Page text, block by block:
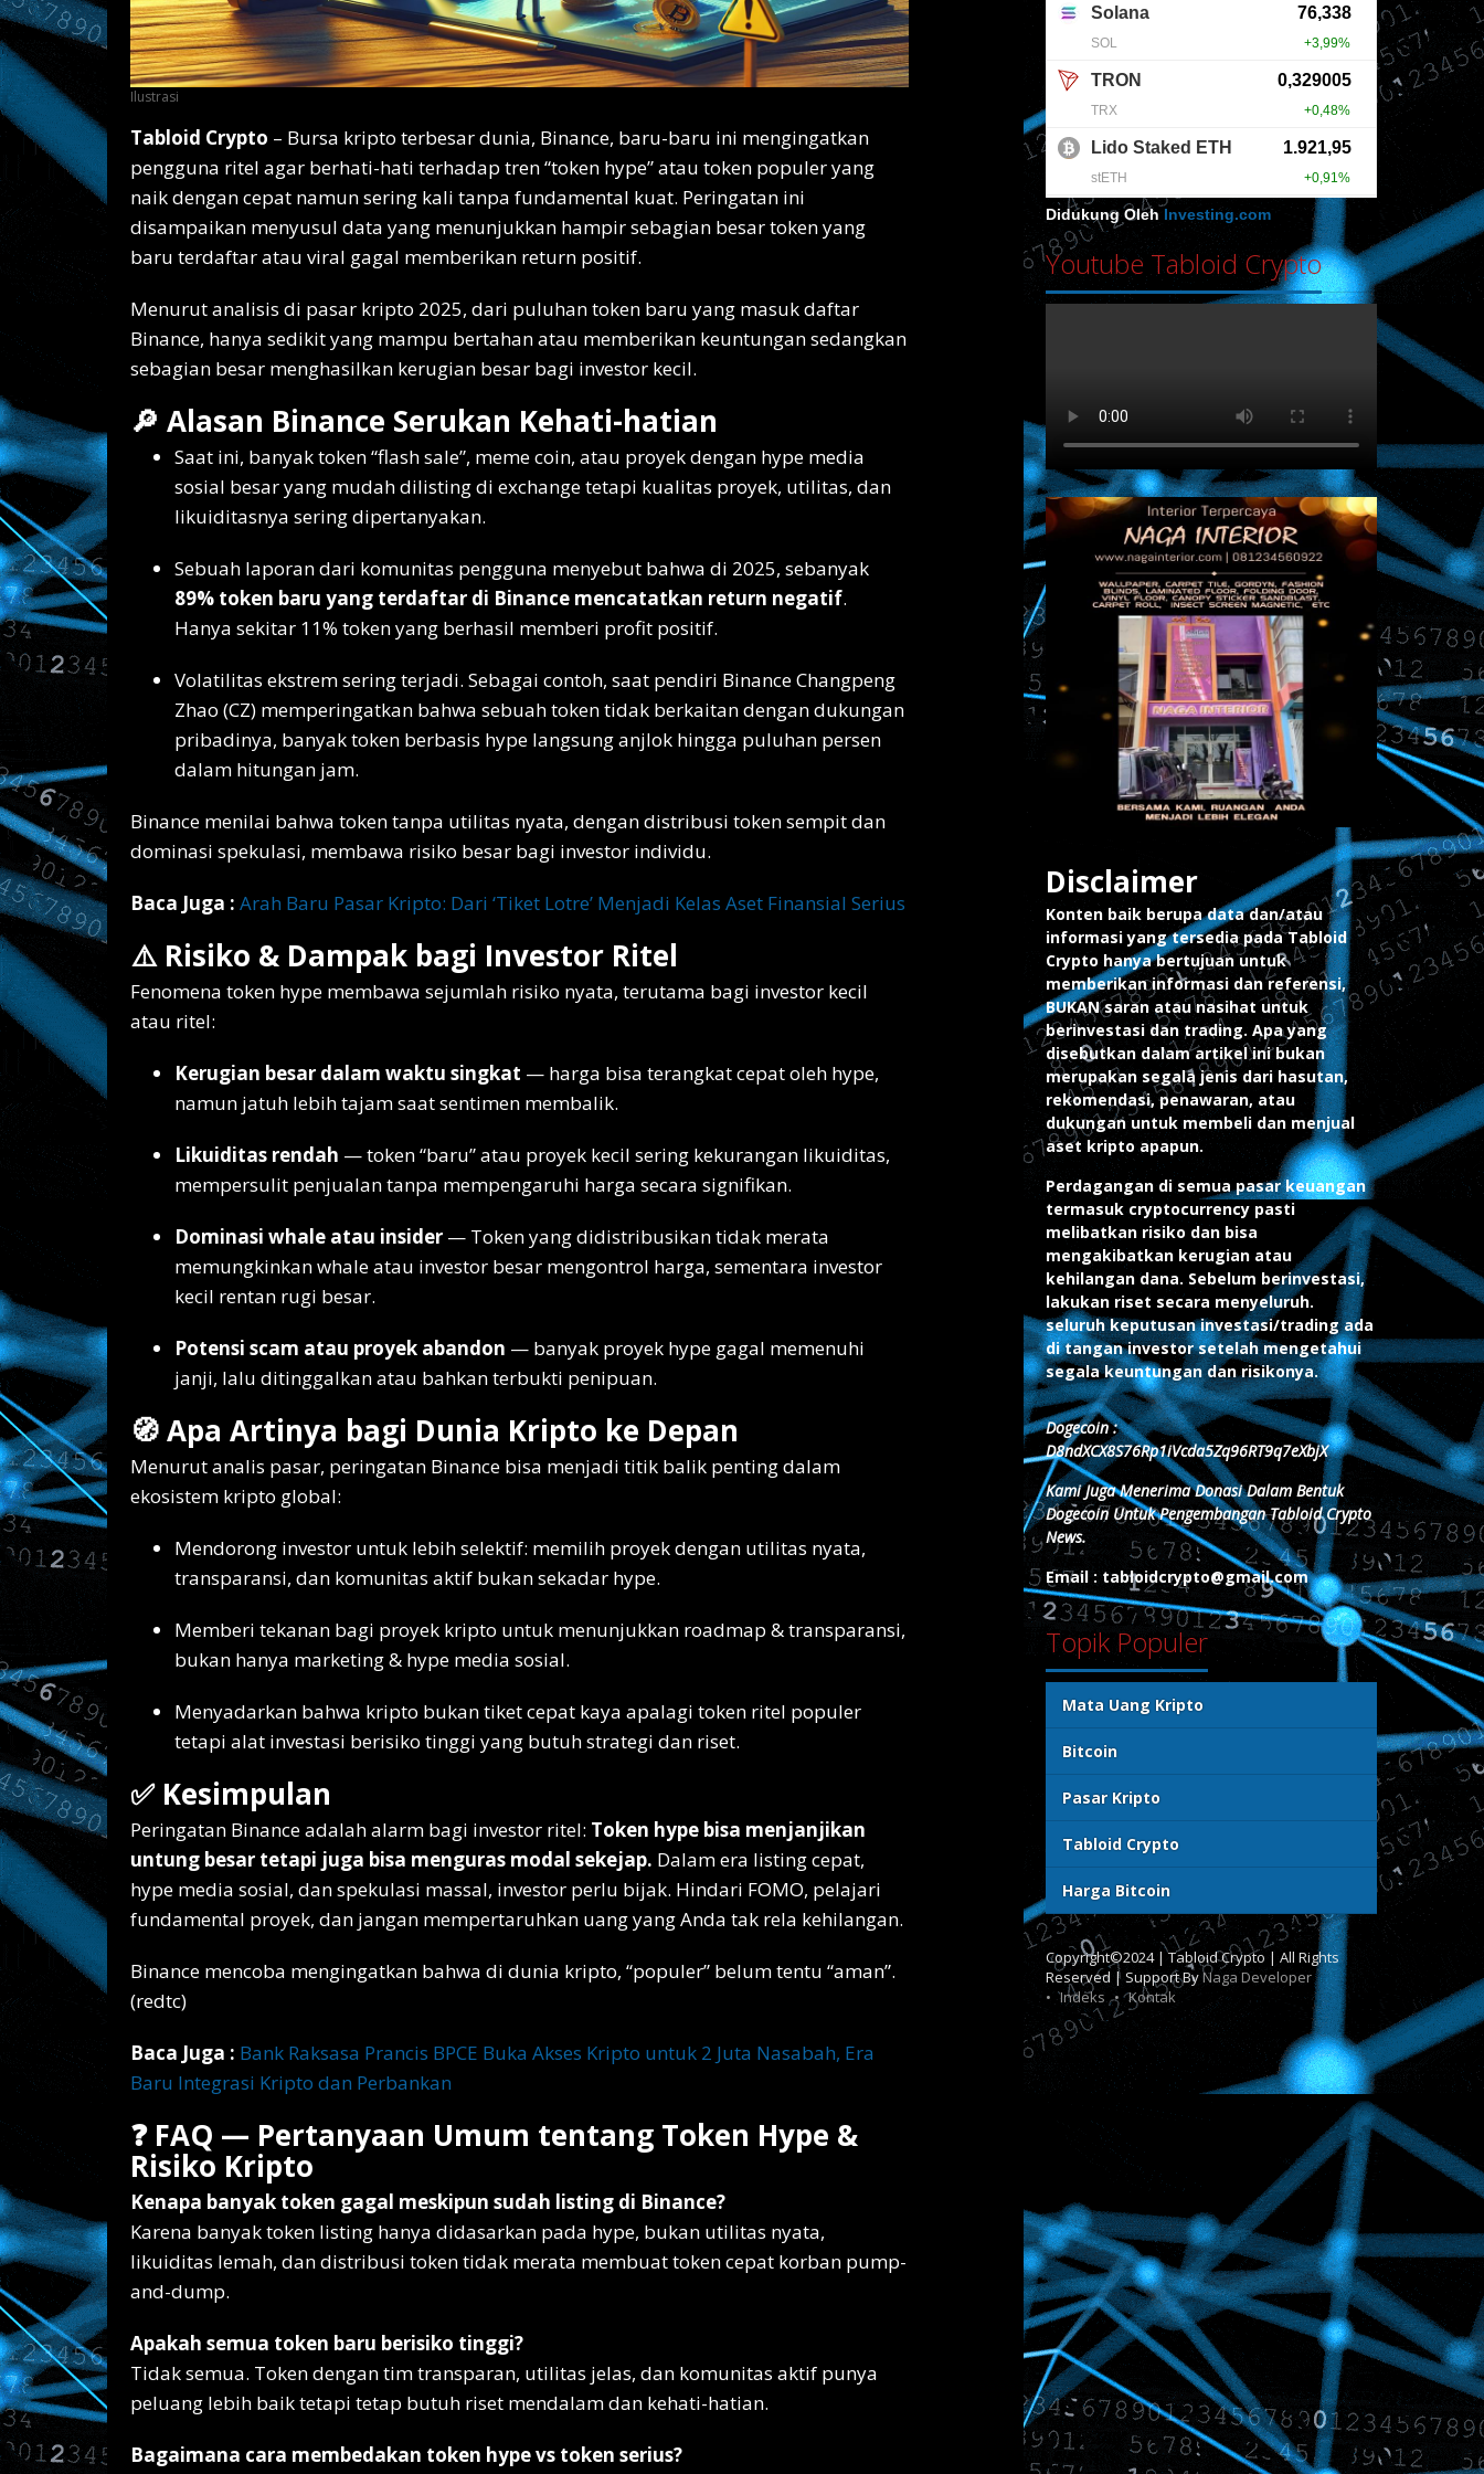
Ilustrasi
Tabloid Crypto – Bursa kripto terbesar dunia, Binance, baru-baru ini mengingatkan
pengguna ritel agar berhati-hati terhadap tren “token hype” atau token populer yang
naik dengan cepat namun sering kali tanpa fundamental kuat. Peringatan ini
disampaikan menyusul data yang menunjukkan hampir sebagian besar token yang
baru terdaftar atau viral gagal memberikan return positif.
Menurut analisis di pasar kripto 2025, dari puluhan token baru yang masuk daftar
Binance, hanya sedikit yang mampu bertahan atau memberikan keuntungan sedangkan
sebagian besar menghasilkan kerugian besar bagi investor kecil.
🔎 Alasan Binance Serukan Kehati-hatian
Saat ini, banyak token “flash sale”, meme coin, atau proyek dengan hype media
sosial besar yang mudah dilisting di exchange tetapi kualitas proyek, utilitas, dan
likuiditasnya sering dipertanyakan.
Sebuah laporan dari komunitas pengguna menyebut bahwa di 2025, sebanyak
89% token baru yang terdaftar di Binance mencatatkan return negatif.
Hanya sekitar 11% token yang berhasil memberi profit positif.
Volatilitas ekstrem sering terjadi. Sebagai contoh, saat pendiri Binance Changpeng
Zhao (CZ) memperingatkan bahwa sebuah token tidak berkaitan dengan dukungan
pribadinya, banyak token berbasis hype langsung anjlok hingga puluhan persen
dalam hitungan jam.
Binance menilai bahwa token tanpa utilitas nyata, dengan distribusi token sempit dan
dominasi spekulasi, membawa risiko besar bagi investor individu.
Baca Juga : Arah Baru Pasar Kripto: Dari ‘Tiket Lotre’ Menjadi Kelas Aset Finansial Serius
⚠️ Risiko & Dampak bagi Investor Ritel
Fenomena token hype membawa sejumlah risiko nyata, terutama bagi investor kecil
atau ritel:
Kerugian besar dalam waktu singkat — harga bisa terangkat cepat oleh hype,
namun jatuh lebih tajam saat sentimen membalik.
Likuiditas rendah — token “baru” atau proyek kecil sering kekurangan likuiditas,
mempersulit penjualan tanpa mempengaruhi harga secara signifikan.
Dominasi whale atau insider — Token yang didistribusikan tidak merata
memungkinkan whale atau investor besar mengontrol harga, sementara investor
kecil rentan rugi besar.
Potensi scam atau proyek abandon — banyak proyek hype gagal memenuhi
janji, lalu ditinggalkan atau bahkan terbukti penipuan.
🧭 Apa Artinya bagi Dunia Kripto ke Depan
Menurut analis pasar, peringatan Binance bisa menjadi titik balik penting dalam
ekosistem kripto global:
Mendorong investor untuk lebih selektif: memilih proyek dengan utilitas nyata,
transparansi, dan komunitas aktif bukan sekadar hype.
Memberi tekanan bagi proyek kripto untuk menunjukkan roadmap & transparansi,
bukan hanya marketing & hype media sosial.
Menyadarkan bahwa kripto bukan tiket cepat kaya apalagi token ritel populer
tetapi alat investasi berisiko tinggi yang butuh strategi dan riset.
✅ Kesimpulan
Peringatan Binance adalah alarm bagi investor ritel: Token hype bisa menjanjikan
untung besar tetapi juga bisa menguras modal sekejap. Dalam era listing cepat,
hype media sosial, dan spekulasi massal, investor perlu bijak. Hindari FOMO, pelajari
fundamental proyek, dan jangan mempertaruhkan uang yang Anda tak rela kehilangan.
Binance mencoba mengingatkan bahwa di dunia kripto, “populer” belum tentu “aman”.
(redtc)
Baca Juga : Bank Raksasa Prancis BPCE Buka Akses Kripto untuk 2 Juta Nasabah, Era
Baru Integrasi Kripto dan Perbankan
❓ FAQ — Pertanyaan Umum tentang Token Hype &
Risiko Kripto
Kenapa banyak token gagal meskipun sudah listing di Binance?
Karena banyak token listing hanya didasarkan pada hype, bukan utilitas nyata,
likuiditas lemah, dan distribusi token tidak merata membuat token cepat korban pump-
and-dump.
Apakah semua token baru berisiko tinggi?
Tidak semua. Token dengan tim transparan, utilitas jelas, dan komunitas aktif punya
peluang lebih baik tetapi tetap butuh riset mendalam dan kehati-hatian.
Bagaimana cara membedakan token hype vs token serius?
Didukung Oleh Investing.com
Youtube Tabloid Crypto
Disclaimer
Konten baik berupa data dan/atau
informasi yang tersedia pada Tabloid
Crypto hanya bertujuan untuk
memberikan informasi dan referensi,
BUKAN saran atau nasihat untuk
berinvestasi dan trading. Apa yang
disebutkan dalam artikel ini bukan
merupakan segala jenis dari hasutan,
rekomendasi, penawaran, atau
dukungan untuk membeli dan menjual
aset kripto apapun.
Perdagangan di semua pasar keuangan
termasuk cryptocurrency pasti
melibatkan risiko dan bisa
mengakibatkan kerugian atau
kehilangan dana. Sebelum berinvestasi,
lakukan riset secara menyeluruh.
seluruh keputusan investasi/trading ada
di tangan investor setelah mengetahui
segala keuntungan dan risikonya.
Dogecoin :
D8ndXCX8S76Rp1iVcda5Zq96RT9q7eXbjX
Kami Juga Menerima Donasi Dalam Bentuk
Dogecoin Untuk Pengembangan Tabloid Crypto
News.
Email : tabloidcrypto@gmail.com
Topik Populer
Mata Uang Kripto
Bitcoin
Pasar Kripto
Tabloid Crypto
Harga Bitcoin
Copyright©2024 | Tabloid Crypto | All Rights
Reserved | Support ByNaga Developer
Indeks
Kontak